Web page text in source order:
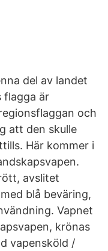
del av landet
flagga är
och
att den skulle
Här kommer i
avslitet
blå beväring,
Vapnet
krönas
vapensköld /